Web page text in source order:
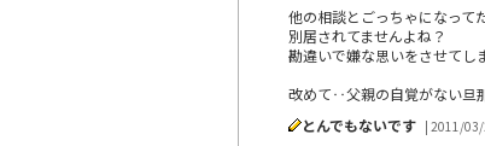
他の相談とごっちゃになって
別居されてませんよね？
勘違いで嫌な思いをさせてし
改めて‥父親の自覚がない旦
とんでもないです | 2011/